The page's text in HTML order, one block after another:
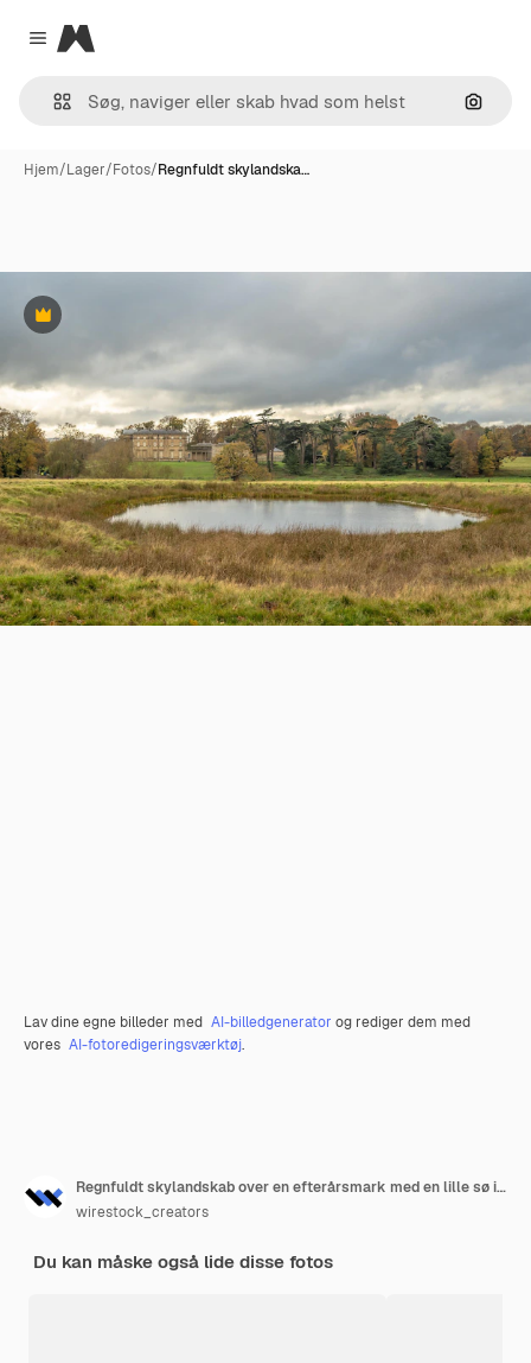
Close menu
Magnific
Søg
Hjem/Lager/Fotos/Regnfuldt skylandska…
Præmie
Lav dine egne billeder med AI-billedgenerator og rediger dem med
vores AI-fotoredigeringsværktøj.
Regnfuldt skylandskab over en efterårsmark med en lille sø i Attingham Park, Shrewsbury
wirestock_creators
Du kan måske også lide disse fotos